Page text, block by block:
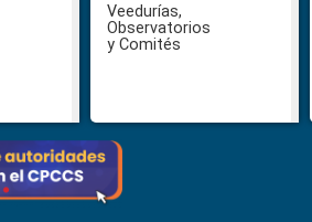
Veedurías,
Observatorios
y Comités